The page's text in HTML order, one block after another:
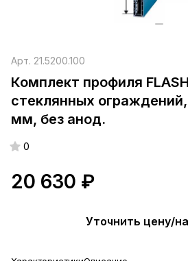
Арт. 21.5200.100
Комплект профиля
стеклянных
мм, без анод.
0
20 630 ₽
Уточнить цену/